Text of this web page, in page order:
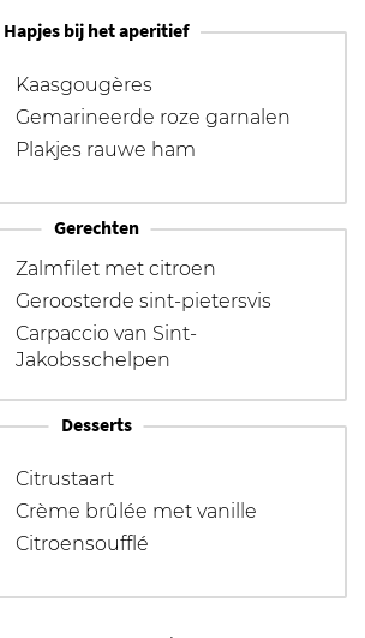
Hapjes bij het aperitief
Kaasgougères
Gemarineerde roze garnalen
Plakjes rauwe ham
Gerechten
Zalmfilet met citroen
Geroosterde sint-pietersvis
Carpaccio van Sint-
Jakobsschelpen
Desserts
Citrustaart
Crème brûlée met vanille
Citroensoufflé